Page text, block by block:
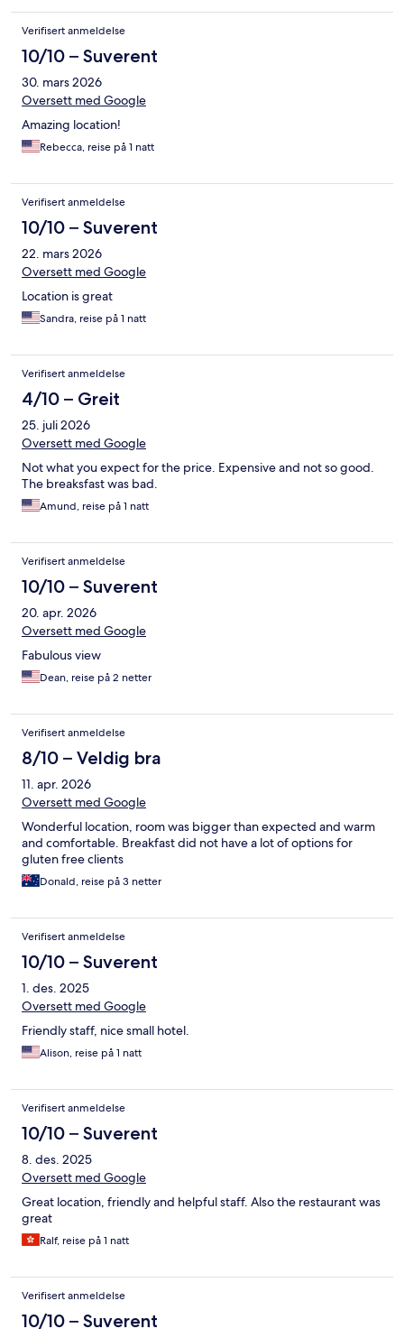
Verifisert anmeldelse
10/10 – Suverent
30. mars 2026
Oversett med Google
Amazing location!
Rebecca, reise på 1 natt
Verifisert anmeldelse
10/10 – Suverent
22. mars 2026
Oversett med Google
Location is great
Sandra, reise på 1 natt
Verifisert anmeldelse
4/10 – Greit
25. juli 2026
Oversett med Google
Not what you expect for the price. Expensive and not so good.
The breaksfast was bad.
Amund, reise på 1 natt
Verifisert anmeldelse
10/10 – Suverent
20. apr. 2026
Oversett med Google
Fabulous view
Dean, reise på 2 netter
Verifisert anmeldelse
8/10 – Veldig bra
11. apr. 2026
Oversett med Google
Wonderful location, room was bigger than expected and warm
and comfortable. Breakfast did not have a lot of options for
gluten free clients
Donald, reise på 3 netter
Verifisert anmeldelse
10/10 – Suverent
1. des. 2025
Oversett med Google
Friendly staff, nice small hotel.
Alison, reise på 1 natt
Verifisert anmeldelse
10/10 – Suverent
8. des. 2025
Oversett med Google
Great location, friendly and helpful staff. Also the restaurant was
great
Ralf, reise på 1 natt
Verifisert anmeldelse
10/10 – Suverent